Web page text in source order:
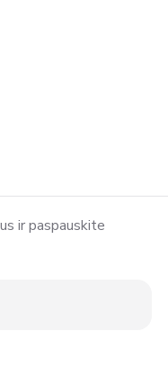
ir paspauskite